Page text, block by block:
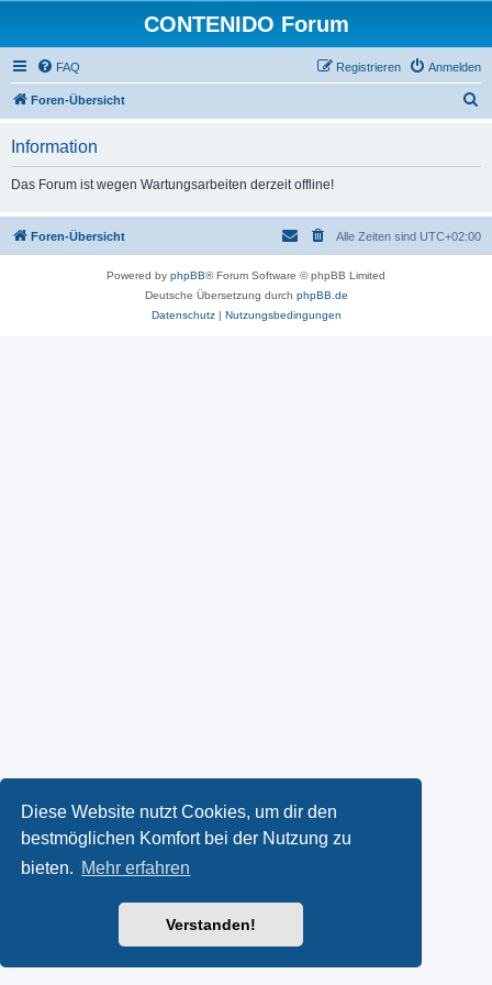
Diese Website nutzt Cookies, um dir den
bestmöglichen Komfort bei der Nutzung zu
bieten. Mehr erfahren
Verstanden!
CONTENIDO Forum
FAQ Anmelden
Registrieren
Foren-Übersicht
Information
Das Forum ist wegen Wartungsarbeiten derzeit offline!
Foren-Übersicht Alle Zeiten sind UTC+02:00
Powered by phpBB® Forum Software © phpBB Limited
Deutsche Übersetzung durch phpBB.de
Datenschutz| Nutzungsbedingungen